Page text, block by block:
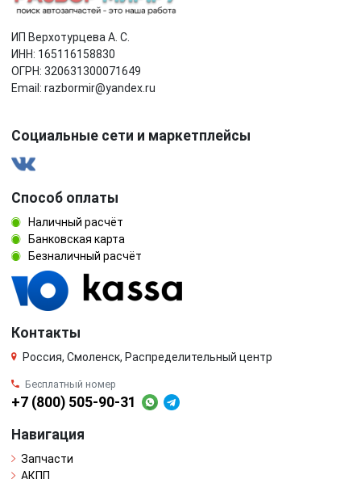
ИП Верхотурцева А. С.
ИНН: 165116158830
ОГРН: 320631300071649
Email: razbormir@yandex.ru
Социальные сети и маркетплейсы
Способ оплаты
Наличный расчёт
Банковская карта
Безналичный расчёт
Контакты
Россия, Смоленск, Распределительный центр
Бесплатный номер
+7 (800) 505-90-31
Навигация
Запчасти
АКПП